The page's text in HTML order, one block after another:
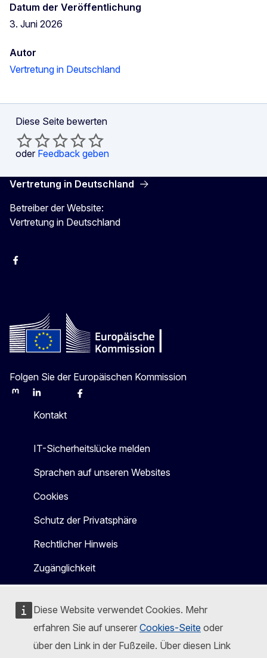
Diese Website verwendet Cookies. Mehr
erfahren Sie auf unserer Cookies-Seite oder
über den Link in der Fußzeile. Über diesen Link
Datum der Veröffentlichung
3. Juni 2026
Autor
Vertretung in Deutschland
Diese Seite bewerten
oder Feedback geben
Vertretung in Deutschland
Betreiber der Website:
Vertretung in Deutschland
facebook
Folgen Sie der Europäischen Kommission
MastodonLinkedInBlueskyFacebook
Kontakt
IT-Sicherheitslücke melden
Sprachen auf unseren Websites
Cookies
Schutz der Privatsphäre
Rechtlicher Hinweis
Zugänglichkeit